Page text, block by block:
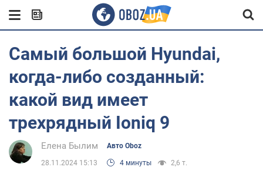
Самый большой Hyundai,
когда-либо созданный:
какой вид имеет
трехрядный Ioniq 9
Елена Былим Авто Oboz
28.11.2024 15:13 4 минуты 2,6 т.